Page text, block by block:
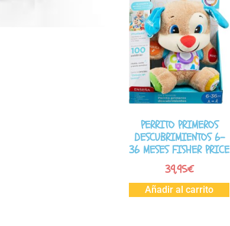
PERRITO PRIMEROS
DESCUBRIMIENTOS 6-
36 MESES FISHER PRICE
39,95€
Añadir al carrito